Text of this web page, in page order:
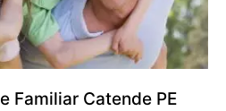
Familiar Catende PE